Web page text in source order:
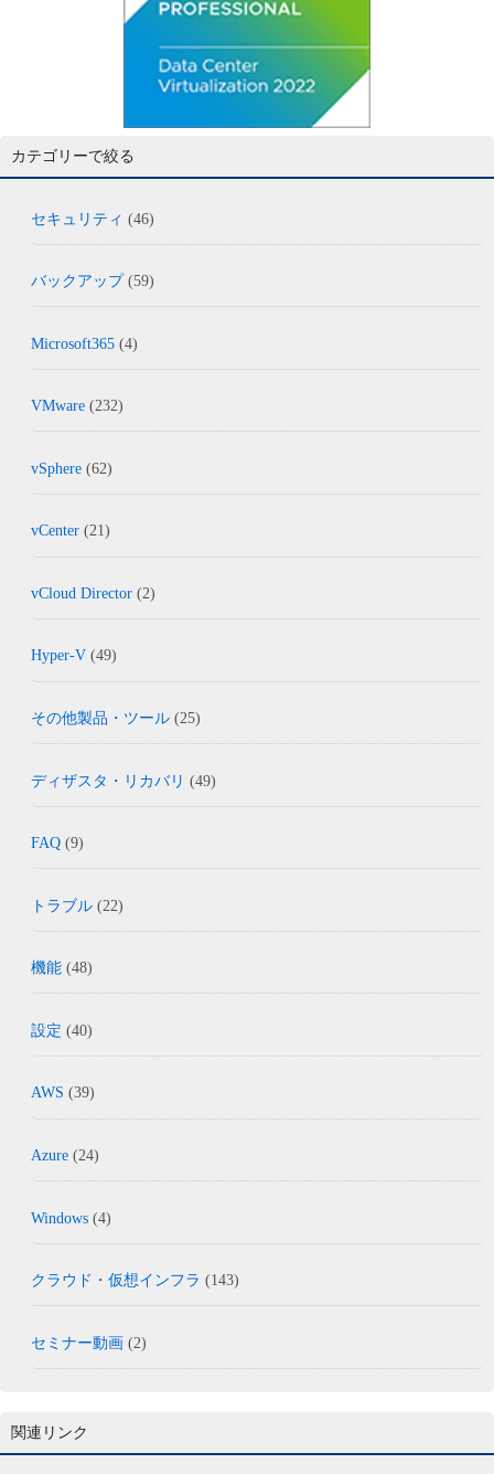
カテゴリーで絞る
セキュリティ (46)
バックアップ(59)
Microsoft365 (4)
VMware (232)
vSphere (62)
vCenter (21)
vCloud Director (2)
Hyper-V (49)
その他製品・ツール (25)
ディザスタ・リカバリ (49)
FAQ (9)
トラブル (22)
機能 (48)
設定 (40)
AWS (39)
Azure (24)
Windows (4)
クラウド・仮想インフラ (143)
セミナー動画 (2)
関連リンク